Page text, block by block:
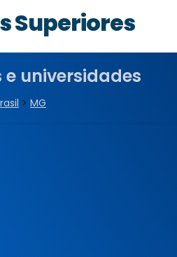
Superiores
universidades
> MG